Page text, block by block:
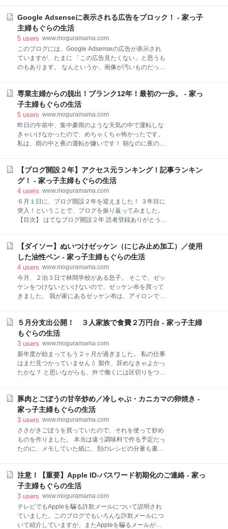
食べていました。夏場に食べやすいおにぎりなので、
また作ります！ 大葉の保存法 大葉は20枚入りでパッ
クに入って売られていました。98円です。 そうめんを
食べるときや、大根パスタで使うくらいなので、
もガッツリ食べてくれます。 最近少食になってきてい
るので、たくさん食べてもらいました！ 晩ごはんは、
親子丼とお味噌汁でした。 豚こまの生姜焼き ７月11
日木曜日は、豚こまの生姜焼きにしました。 息子が
「のどが痛い」と言っていたので、生姜たっぷりで
す！ 晩ごはんは、生姜焼きと冷奴とお味噌汁でした。
気を絞り、冷凍しています。使いたいときにパキッと
取ればいいのでラクチンです。 生姜焼きの参考レシピ
10分でできる！うちのしょうが焼き 料理名：しょうが
Google Adsenseに表示される広告をブロック！ - 家っ子
主婦もぐらの生活
5 users www.moguramama.com
このブログには、Google Adsenseの広告が表示され
ていますが、たまに 「この広告見たくない」と思うも
のもあります。 なんというか、画像が汚いものだった
よね。 【目次】 どんな広告が表示されているのか？
広告をブロックする方法 ブロックした広告を表示する
方法 広告表示の割合とクリック率を確認 どんな広告が
表示されているのか？ 定期的にとまでは出来ていませ
んが、時間があって、ふと思いついたときに、どんな
広告が表示されているのかチェックして、表示させた
ロックのコントロール内にあるコンテンツの中に「広
告レビューセンター」があるので、そこを選択しま
す。 すると「審査前」の広告が表示されます。 「
専業主婦からの脱出！ブランク12年！最初の一歩。 - 家っ
子主婦もぐらの生活
5 users www.moguramama.com
昨日の午前中、集中豪雨のような天気の中で運転しな
きゃいけなかったので、めちゃくちゃ怖かったです。
私は、雨の中と夜の運転が嫌いです！ 朝なのに夜のよ
で、めちゃくちゃ前のめりになって慎重に運転しまし
た。 雨と夜の運転が嫌いなことを知っている息子が
「ママのイヤなことが重なったなぁー」と言っていま
した（笑） 専業主婦からの脱出！ 豪雨の中、運転しな
きゃいけなかった理由は、今週から働くことになる仕
事場所の下見をするためです。 走ったことがない道な
ブランク12年にして、大きな一歩を踏み出します！ 仕
事場所の下見へ とりあえず、今週は午前中の２日間だ
け働くことになりました。 リハビリですね（笑） 暑い
中での仕
【ブログ開設２年】アクセス元ランキング！記事ランキン
グ！ - 家っ子主婦もぐらの生活
4 users www.moguramama.com
６月１日に、ブログ開設２年を迎えました！ ３年目に
突入！ということで、ブログを振り返ってみました。
【目次】 はてなブログ開設２年 読者登録ありがとうご
はてなブログ開設２年 はてなブログに登録してから２
年が過ぎました。 無料ブログから始め、引きこもり専
業主婦の、なんてことない毎日の生活をただただ日記
のように綴っています。 それでも、２年の間にいろん
なことがありました。 一番思い切ったな！と思うの
は、初めて有料のブログに挑戦してみたことです。 今
も、専業主婦なので、かなり悩んだ結果です。 そし
て、ほぼ毎日のように更新してきましたが、２年目に
突入するとき、ドメインを移管しました。このとき一
瞬
【ダイソー】ぬいつけゼッケン（にじみ止め加工）／使用
した油性ペン - 家っ子主婦もぐらの生活
4 users www.moguramama.com
今月、２泊３日で林間学校がある息子。 そこで、ゼッ
ケンをつけないといけないので、ゼッケン布を買って
きました。 我が家にあるゼッケン布は、アイロンでつ
単につけることはできるものの、周りを縫うとき、糊
が邪魔して針が通りづらく、いざ取ろうと思ったら、
服に糊が残ってしまって、すごく汚くなってしまんで
すよね。 そのため、今回はアイロン不要のゼッケン布
を買ってきました！ 【目次】 【ダイソー】ぬいつけゼ
ッケン 特徴 実際に書いてみた！ 使用した油性ペン
やスナップ・安全ピンで取り外しが簡単！ ⇩裏面はこ
ちら。 特徴 ぬいつけタイプなので、付け外しができま
す。 表面にニジミ止め加工をしています。 布はほ
５月分支出公開！ ３人家族で食費２万円台 - 家っ子主婦
もぐらの生活
3 users www.moguramama.com
新年度が始まってもう２ヶ月が過ぎました。 私の仕事
はまだ見つかっていません💧 製作、辞めなきゃよかっ
たかな？ と思いながらも、外で働くには区切りをつけ
もぉー、何やってんだか💧 【目次】 ５月分支出公開
銀行引き落とし分 ５月分支出合計 ５月分支出公開 ６
月１日になったので、５月分の支出をまとめてみまし
た。 家計簿を見てみると、食料品を購入するときに、
値引き券やクーポンを利用して 4,730円お得に購入す
ることができました。 【食料品】25,864 【日用品】
税】41,700 合計 89,052円 銀行引き落とし分 ・クレジ
ットカード２枚分 ・電気、ガス ・固定電
豚肉とごぼうの甘辛炒め／冷しゃぶ・カニカマの卵焼き -
家っ子主婦もぐらの生活
3 users www.moguramama.com
ささがきごぼうを買っていたので、それを使って炒め
ものを作りました。 本当は違う調味料で作る予定だっ
たのに、メモしていた紙に、別のレシピの分量も書い
辛炒め 具材は、豚こま肉200g、人参1/2本、ごぼう
110gです。 【作り方】 １）フライパンにサラダ油を
入れて、ごぼうを炒める。 ２）醤油、みりん、酒、砂
糖を各大さじ２入れてフタをし、弱火で５分煮る。
３）フタをあけて火を少し強め、しょうがチューブ２
cm、豚肉を入れる。 ４）豚肉の色が変わったら火を
注意！【重要】Apple ID-パスワード初期化のご連絡 - 家っ
子主婦もぐらの生活
3 users www.moguramama.com
テレビでもAppleを騙る詐欺メールについて説明され
ていました。このブログでもいろんな詐欺メールにつ
いて紹介していますが、またAppleを騙るメールが届